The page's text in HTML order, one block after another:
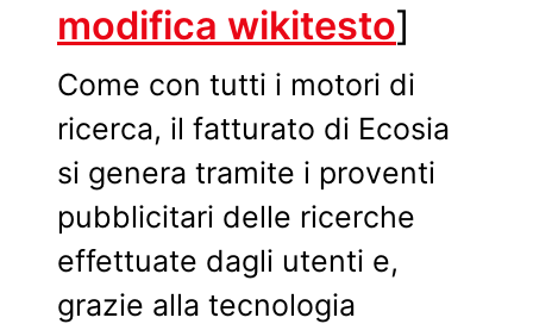
modifica wikitesto]
Come con tutti i motori di
ricerca, il fatturato di Ecosia
si genera tramite i proventi
pubblicitari delle ricerche
effettuate dagli utenti e,
grazie alla tecnologia